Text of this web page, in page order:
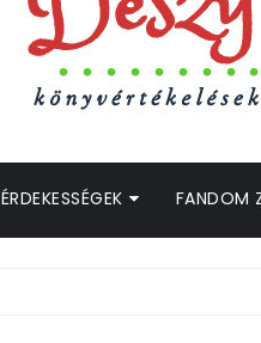
ÉRDEKESSÉGEK FANDOM